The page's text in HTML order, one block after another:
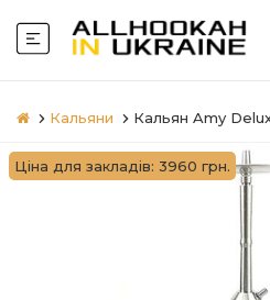
Кальяни Кальян Amy
Ціна для закладів: 3960 грн.